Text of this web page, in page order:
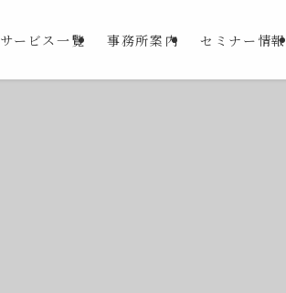
サービス一覧 事務所案内 セミナー情報